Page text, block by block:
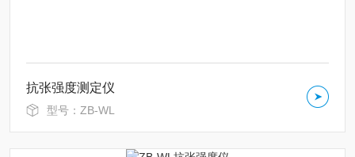
抗张强度测定仪
型号：ZB-WL